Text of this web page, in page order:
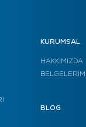
KURUMSAL
HAKKIMIZDA
BLOG